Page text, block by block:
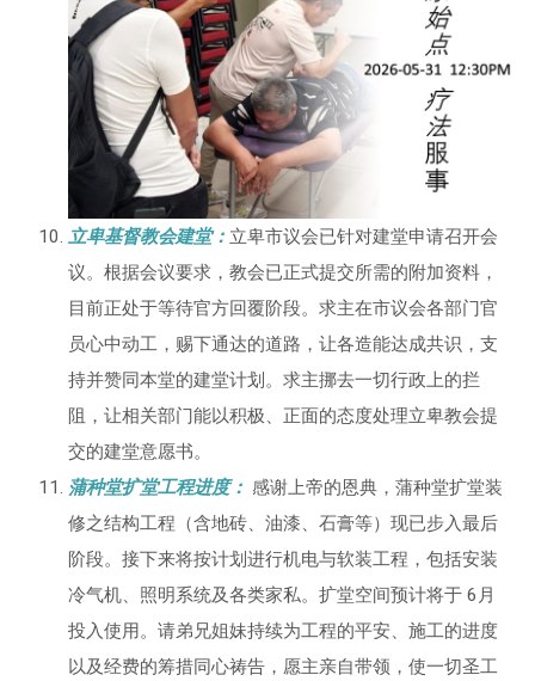
立卑基督教会建堂： 立卑市议会已针对建堂申请召开会
议。根据会议要求，教会已正式提交所需的附加资料，
目前正处于等待官方回覆阶段。求主在市议会各部门官
员心中动工，赐下通达的道路，让各造能达成共识，支
持并赞同本堂的建堂计划。求主挪去一切行政上的拦
阻，让相关部门能以积极、正面的态度处理立卑教会提
交的建堂意愿书。
蒲种堂扩堂工程进度： 感谢上帝的恩典，蒲种堂扩堂装
修之结构工程（含地砖、油漆、石膏等）现已步入最后
阶段。接下来将按计划进行机电与软装工程，包括安装
冷气机、照明系统及各类家私。扩堂空间预计将于 6月
投入使用。请弟兄姐妹持续为工程的平安、施工的进度
以及经费的筹措同心祷告，愿主亲自带领，使一切圣工